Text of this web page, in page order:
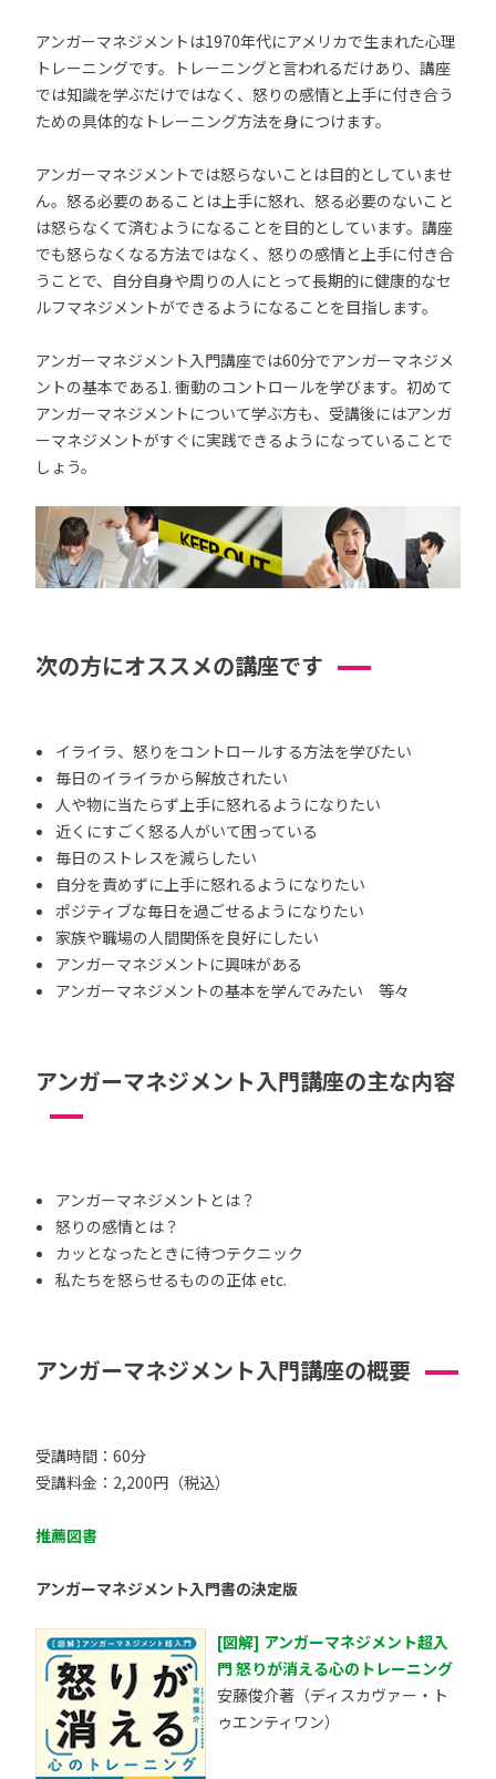
アンガーマネジメントは1970年代にアメリカで生まれた心理
トレーニングです。トレーニングと言われるだけあり、講座
では知識を学ぶだけではなく、怒りの感情と上手に付き合う
ための具体的なトレーニング方法を身につけます。
アンガーマネジメントでは怒らないことは目的としていませ
ん。怒る必要のあることは上手に怒れ、怒る必要のないこと
は怒らなくて済むようになることを目的としています。講座
でも怒らなくなる方法ではなく、怒りの感情と上手に付き合
うことで、自分自身や周りの人にとって長期的に健康的なセ
ルフマネジメントができるようになることを目指します。
アンガーマネジメント入門講座では60分でアンガーマネジメ
ントの基本である1. 衝動のコントロールを学びます。初めて
アンガーマネジメントについて学ぶ方も、受講後にはアンガ
ーマネジメントがすぐに実践できるようになっていることで
しょう。
次の方にオススメの講座です
イライラ、怒りをコントロールする方法を学びたい
毎日のイライラから解放されたい
人や物に当たらず上手に怒れるようになりたい
近くにすごく怒る人がいて困っている
毎日のストレスを減らしたい
自分を責めずに上手に怒れるようになりたい
ポジティブな毎日を過ごせるようになりたい
家族や職場の人間関係を良好にしたい
アンガーマネジメントに興味がある
アンガーマネジメントの基本を学んでみたい 等々
アンガーマネジメント入門講座の主な内容
アンガーマネジメントとは？
怒りの感情とは？
カッとなったときに待つテクニック
私たちを怒らせるものの正体 etc.
アンガーマネジメント入門講座の概要
受講時間：60分
受講料金：2,200円（税込）
推薦図書
アンガーマネジメント入門書の決定版
[図解] アンガーマネジメント超入
門 怒りが消える心のトレーニング
安藤俊介著（ディスカヴァー・ト
ゥエンティワン）